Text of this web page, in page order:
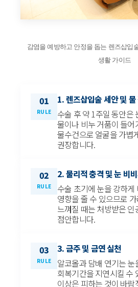
감염을 예방하고 안정을 돕는 렌즈삽입
생활 가이드
01
RULE
1. 렌즈삽입술 세안 및
수술 후 약 1주일 동안은
물이나 비누 거품이 들어
물수건으로 얼굴을 가볍
권장합니다.
02
RULE
2. 물리적 충격 및 눈 비
수술 초기에 눈을 강하
영향을 줄 수 있으므로
느껴질 때는 처방받은 인
점안합니다.
03
RULE
3. 금주 및 금연 실천
알코올과 담배 연기는
회복기간을 지연시킬 수
이상은 피하는 것이 바람